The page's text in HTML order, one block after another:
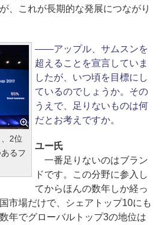
、これが長期的な発展につながり
2位
るフ
――アップル、サムスンを
超えることを宣言していま
したが、いつ頃を目標にし
ているのでしょうか。その
うえで、足りないものは何
だとお考えですか。
ユー氏
一番足りないのはブラン
ドです。この分野に参入し
てからほんの数年しか経っ
市場だけで、シェアトップ10にも
年でグローバルトップ3の地位は